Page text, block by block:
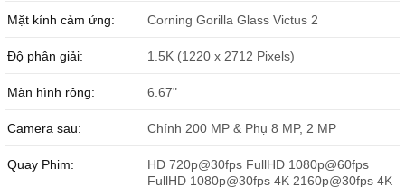
Redmi Note 14 Pro 5G sẵn hàng số lượng lớn với giá tốt nhất
Mặt kính cảm ứng: Corning Gorilla Glass Victus 2
Độ phân giải: 1.5K (1220 x 2712 Pixels)
Màn hình rộng: 6.67"
Camera sau: Chính 200 MP & Phụ 8 MP, 2 MP
Quay Phim:
HD 720p@30fps FullHD 1080p@60fps
FullHD 1080p@30fps 4K 2160p@30fps 4K